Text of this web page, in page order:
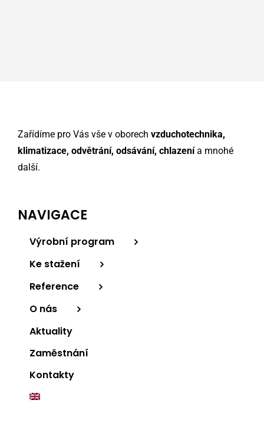
Zařídíme pro Vás vše v oborech vzduchotechnika,
klimatizace, odvětrání, odsávání, chlazenía mnohé
další.
NAVIGACE
Výrobní program
Ke stažení
Reference
O nás
Aktuality
Zaměstnání
Kontakty